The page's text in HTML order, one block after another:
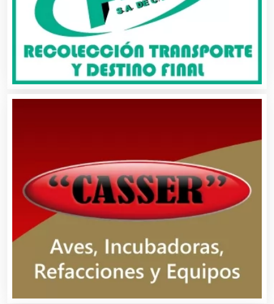
Alta Costura
Aluminio
Ambulancias
Análisis de Aguas
Animadores de Eventos
Aparatos y Equipos Eléctricos